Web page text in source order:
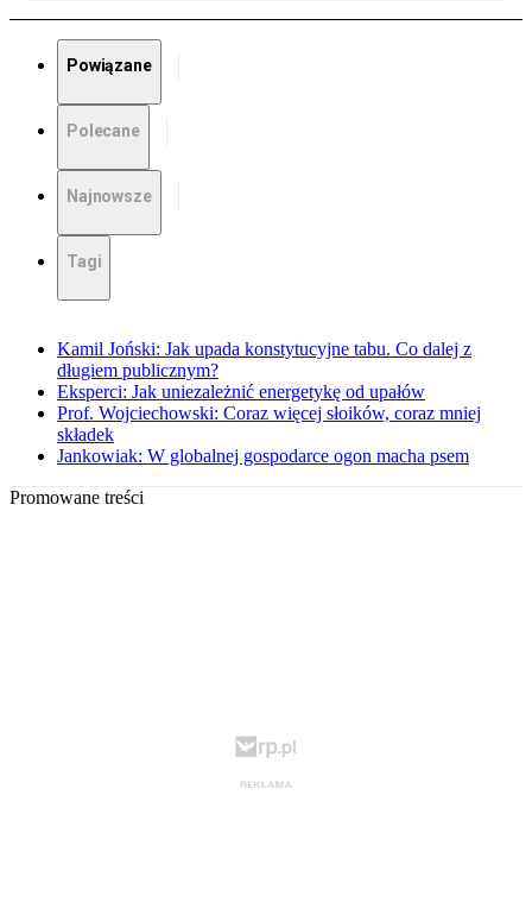
Powiązane
Polecane
Najnowsze
Tagi
Kamil Joński: Jak upada konstytucyjne tabu. Co dalej z
długiem publicznym?
Eksperci: Jak uniezależnić energetykę od upałów
Prof. Wojciechowski: Coraz więcej słoików, coraz mniej
składek
Jankowiak: W globalnej gospodarce ogon macha psem
Promowane treści